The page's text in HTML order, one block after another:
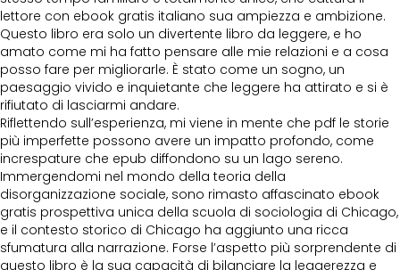
lettore con ebook gratis italiano sua ampiezza e ambizione.
Questo libro era solo un divertente libro da leggere, e ho
amato come mi ha fatto pensare alle mie relazioni e a cosa
posso fare per migliorarle. È stato come un sogno, un
paesaggio vivido e inquietante che leggere ha attirato e si è
rifiutato di lasciarmi andare.
Riflettendo sull’esperienza, mi viene in mente che pdf le storie
più imperfette possono avere un impatto profondo, come
increspature che epub diffondono su un lago sereno.
Immergendomi nel mondo della teoria della
disorganizzazione sociale, sono rimasto affascinato ebook
gratis prospettiva unica della scuola di sociologia di Chicago,
e il contesto storico di Chicago ha aggiunto una ricca
sfumatura alla narrazione. Forse l’aspetto più sorprendente di
questo libro è la sua capacità di bilanciare la leggerezza e